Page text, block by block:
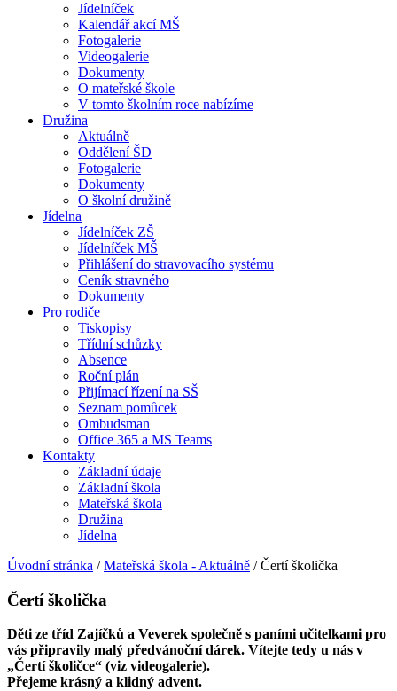
Jídelníček
Kalendář akcí MŠ
Fotogalerie
Videogalerie
Dokumenty
O mateřské škole
V tomto školním roce nabízíme
Družina
Aktuálně
Oddělení ŠD
Fotogalerie
Dokumenty
O školní družině
Jídelna
Jídelníček ZŠ
Jídelníček MŠ
Přihlášení do stravovacího systému
Ceník stravného
Dokumenty
Pro rodiče
Tiskopisy
Třídní schůzky
Absence
Roční plán
Přijímací řízení na SŠ
Seznam pomůcek
Ombudsman
Office 365 a MS Teams
Kontakty
Základní údaje
Základní škola
Mateřská škola
Družina
Jídelna
Úvodní stránka /Mateřská škola - Aktuálně /Čertí školička
Čertí školička
Děti ze tříd Zajíčků a Veverek společně s paními učitelkami pro
vás připravily malý předvánoční dárek. Vítejte tedy u nás v
„Čertí školičce“ (viz videogalerie).
Přejeme krásný a klidný advent.